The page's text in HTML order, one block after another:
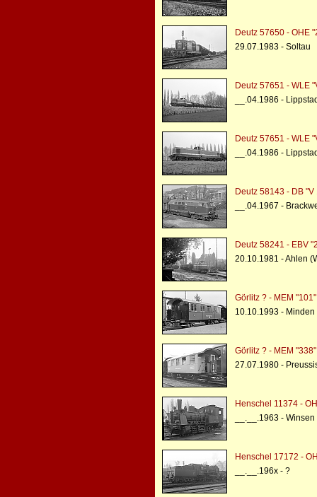
Deutz 57650 - OHE
29.07.1983 - Soltau
Deutz 57651 - WLE
__.04.1986 -
Deutz 57651 - WLE
__.04.1986 -
Deutz 58143 - DB
__.04.1967 -
Deutz 58241 - EBV
20.10.1981 - Ahlen
Görlitz ? - MEM "101"
10.10.1993 -
Görlitz ? - MEM "338"
27.07.1980 -
Henschel 11374 -
__.__.1963 -
Henschel 17172 -
__.__.196x - ?